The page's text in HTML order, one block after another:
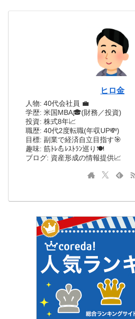
ヒロ金
人物: 40代会社員 💼
学歴: 米国MBA🎓(財務／投資)
投資: 株式8年📈
職歴: 40代2度転職(年収UP💸)
目標: 副業で経済自立目指す🎯
趣味: 筋ﾄﾚ💪ﾚｽﾄﾗﾝ巡り🍽️
ブログ: 資産形成の情報提供📈